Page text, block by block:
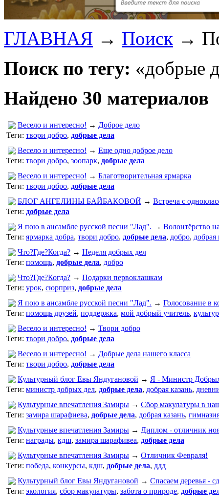
ГЛАВНАЯ → Поиск →
Поиск по тегу: «добрые
Найдено 30 материалов
Весело и интересно! → Доброе дело
Теги: твори добро, добрые дела
Весело и интересно! → Еще одно доброе дело
Теги: твори добро, зоопарк, добрые дела
Весело и интересно! → Благотворительная ярмарка
Теги: твори добро, добрые дела
БЛОГ АНГЕЛИНЫ БАЙБАКОВОЙ → Встреча с
Теги: добрые дела
Я пою в ансамбле русской песни "Лад". → Волонтёрство
Теги: ярмарка добра, твори добро, добрые дела, добро, добрая
Что?Где?Когда? → Неделя добрых дел
Теги: помощь, добрые дела, добро
Что?Где?Когда? → Подарки первоклашкам
Теги: урок, сюрприз, добрые дела
Я пою в ансамбле русской песни "Лад". → Голосование в
Теги: помощь друзей, поддержка, мой добрый учитель,
Весело и интересно! → Твори добро
Теги: твори добро, добрые дела
Весело и интересно! → Добрые дела нашего класса
Теги: твори добро, добрые дела
Культурный блог Евы Яндугановой → Я - Министр
Теги: министр добрых дел, добрые дела, добрая казань,
Культурные впечатления Замиры → Сбор макулатуры в
Теги: замира шарафиева, добрые дела, добрая казань,
Культурные впечатления Замиры → Диплом - отличник
Теги: награды, кдш, замира шарафивеа, добрые дела
Культурные впечатления Замиры → Отличник Февраля!
Теги: победа, конкурсы, кдш, добрые дела, ддд
Культурный блог Евы Яндугановой → Спасаем деревья -
Теги: экология, сбор макулатуры, забота о природе, добрые